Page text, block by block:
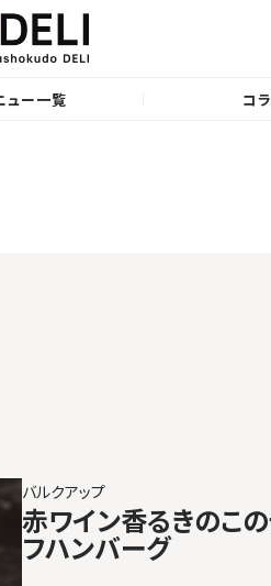
ュー一覧 コ
バルクアップ
赤ワイン香るきのこ
フハンバーグ